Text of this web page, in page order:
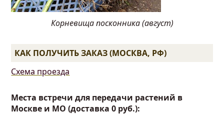
Корневища посконника (август)
КАК ПОЛУЧИТЬ ЗАКАЗ (МОСКВА, РФ)
Схема проезда
Места встречи для передачи растений в
Москве и МО (доставка 0 руб.):